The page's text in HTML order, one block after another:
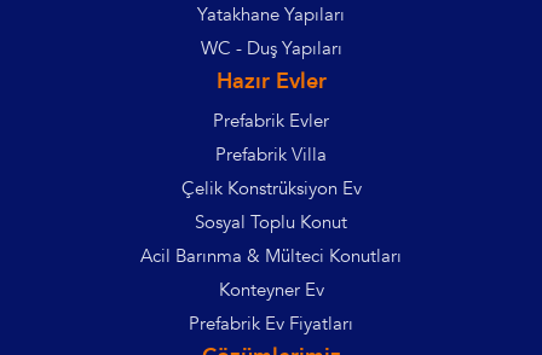
Yatakhane Yapıları
WC - Duş Yapıları
Hazır Evler
Prefabrik Evler
Prefabrik Villa
Çelik Konstrüksiyon Ev
Sosyal Toplu Konut
Acil Barınma & Mülteci Konutları
Konteyner Ev
Prefabrik Ev Fiyatları